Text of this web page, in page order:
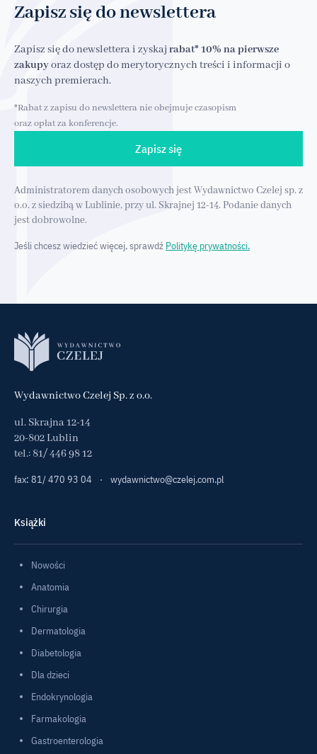
Zapisz się do newslettera
Zapisz się do newslettera i zyskaj rabat* 10% na pierwsze
zakupyoraz dostęp do merytorycznych treści i informacji o
naszych premierach.
*Rabat z zapisu do newslettera nie obejmuje czasopism
oraz opłat za konferencje.
Zapisz się
Administratorem danych osobowych jest Wydawnictwo Czelej sp. z
o.o. z siedzibą w Lublinie, przy ul. Skrajnej 12-14. Podanie danych
jest dobrowolne.
Jeśli chcesz wiedzieć więcej, sprawdź Politykę prywatności.
Wydawnictwo Czelej Sp. z o.o.
ul. Skrajna 12-14
20-802 Lublin
tel.: 81/ 446 98 12
fax: 81/ 470 93 04
· wydawnictwo@czelej.com.pl
Książki
Nowości
Anatomia
Chirurgia
Dermatologia
Diabetologia
Dla dzieci
Endokrynologia
Farmakologia
Gastroenterologia